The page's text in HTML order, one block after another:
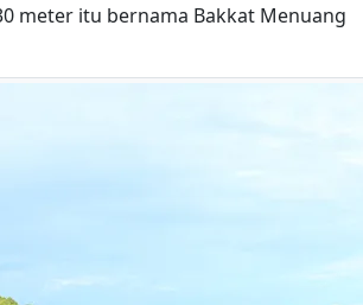
meter itu bernama Bakkat Menuang